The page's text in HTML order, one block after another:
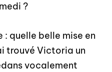
?
: quelle belle mise en
trouvé Victoria un
vocalement